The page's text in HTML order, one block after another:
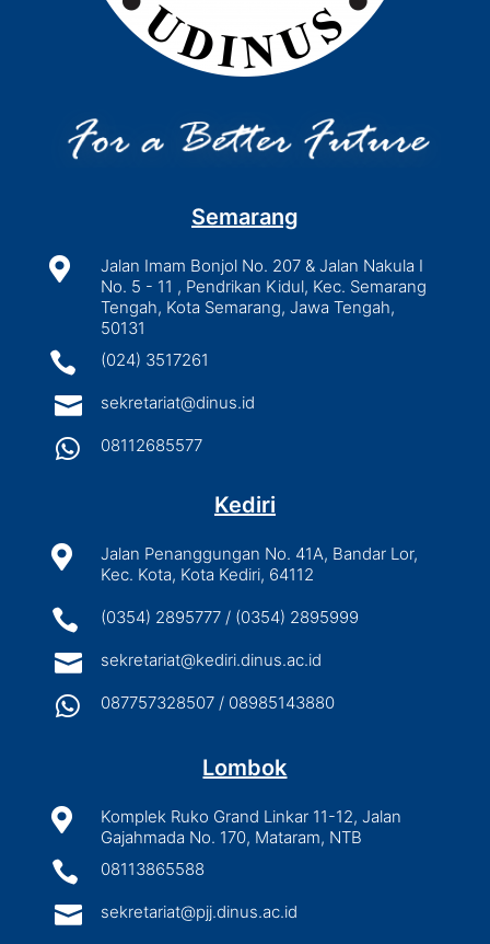
Semarang

Jalan Imam Bonjol No. 207 & Jalan Nakula I
No. 5 - 11 , Pendrikan Kidul, Kec. Semarang
Tengah, Kota Semarang, Jawa Tengah,
50131
 (024) 3517261
 sekretariat@dinus.id
 08112685577
Kediri

Jalan Penanggungan No. 41A, Bandar Lor,
Kec. Kota, Kota Kediri, 64112
 (0354) 2895777 / (0354) 2895999
 sekretariat@kediri.dinus.ac.id
 087757328507 / 08985143880
Lombok

Komplek Ruko Grand Linkar 11-12, Jalan
Gajahmada No. 170, Mataram, NTB
 08113865588
 sekretariat@pjj.dinus.ac.id